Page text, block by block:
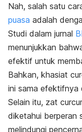
Nah, salah satu
puasa adalah
Studi dalam jurnal
menunjukkan
efektif untuk
Bahkan, khasiat
ini sama efektifnya
Selain itu, zat
diketahui berperan
melindungi